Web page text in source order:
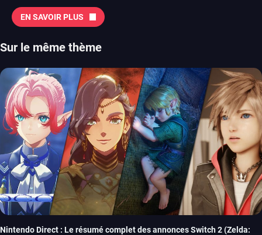
EN SAVOIR PLUS
Sur le même thème
Nintendo Direct : Le résumé complet des annonces Switch 2 (Zelda: